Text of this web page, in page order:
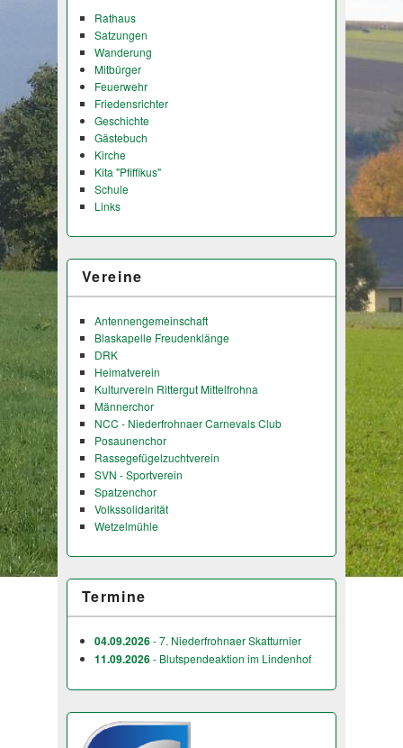
Rathaus
Satzungen
Wanderung
Mitbürger
Feuerwehr
Friedensrichter
Geschichte
Gästebuch
Kirche
Kita "Pfiffikus"
Schule
Links
Vereine
Antennengemeinschaft
Blaskapelle Freudenklänge
DRK
Heimatverein
Kulturverein Rittergut Mittelfrohna
Männerchor
NCC - Niederfrohnaer Carnevals Club
Posaunenchor
Rassegefügelzuchtverein
SVN - Sportverein
Spatzenchor
Volkssolidarität
Wetzelmühle
Termine
04.09.2026- 7. Niederfrohnaer Skatturnier
11.09.2026- Blutspendeaktion im Lindenhof